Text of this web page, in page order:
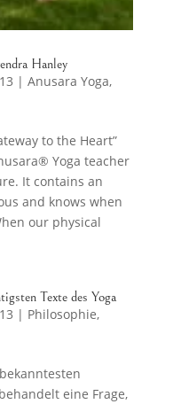
Hanley
| Anusara Yoga,
to the Heart”
Yoga teacher
It contains an
and knows when
our physical
Texte des Yoga
| Philosophie,
eine Frage,